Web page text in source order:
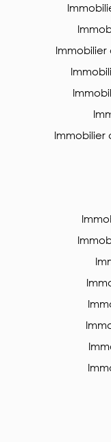
Immobilier
Immobilier